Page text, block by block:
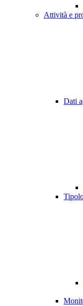
Attività e
Dati